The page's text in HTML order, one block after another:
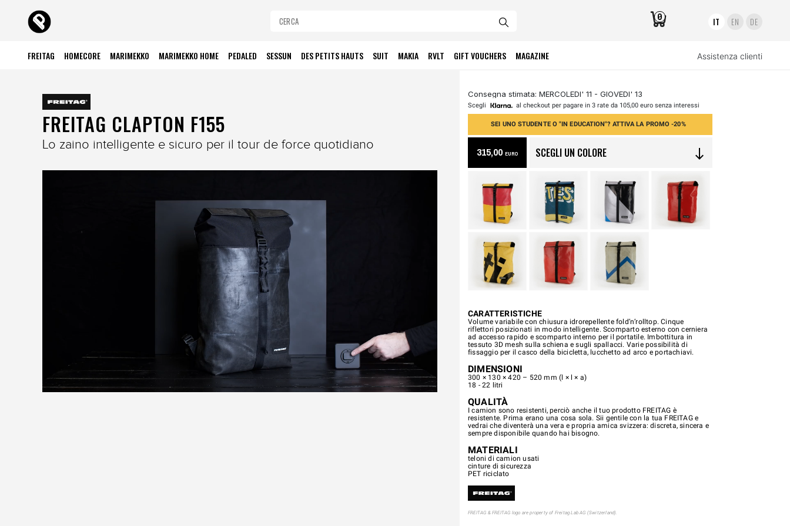
0 IT EN DE
FREITAG HOMECORE MARIMEKKO MARIMEKKO HOME PEDALED SESSUN DES PETITS HAUTS SUIT MAKIA RVLT GIFT VOUCHERS MAGAZINE Assistenza clienti
SEI UNO STUDENTE O "IN EDUCATION"? ATTIVA LA PROMO -20%
Consegna stimata: MERCOLEDI' 11 - GIOVEDI' 13
Scegli al checkout per pagare in 3 rate da 105,00 euro senza interessi
FREITAG CLAPTON F155
Lo zaino intelligente e sicuro per il tour de force quotidiano 315,00 EURO SCEGLI UN COLORE south
CARATTERISTICHE
Volume variabile con chiusura idrorepellente fold’n’rolltop. Cinque
riflettori posizionati in modo intelligente. Scomparto esterno con cerniera
ad accesso rapido e scomparto interno per il portatile. Imbottitura in
tessuto 3D mesh sulla schiena e sugli spallacci. Varie possibilità di
fissaggio per il casco della bicicletta, lucchetto ad arco e portachiavi.
DIMENSIONI
300 × 130 × 420 – 520 mm (l × l × a)
18 - 22 litri
QUALITÀ
I camion sono resistenti, perciò anche il tuo prodotto FREITAG è
resistente. Prima erano una cosa sola. Sii gentile con la tua FREITAG e
vedrai che diventerà una vera e propria amica svizzera: discreta, sincera e
sempre disponibile quando hai bisogno.
MATERIALI
teloni di camion usati
cinture di sicurezza
PET riciclato
FREITAG & FREITAG logo are property of Freitag Lab AG (Switzerland).